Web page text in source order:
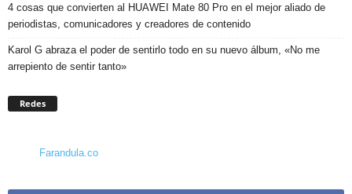
4 cosas que convierten al HUAWEI Mate 80 Pro en el mejor aliado de
periodistas, comunicadores y creadores de contenido
Karol G abraza el poder de sentirlo todo en su nuevo álbum, «No me
arrepiento de sentir tanto»
Redes
Farandula.co